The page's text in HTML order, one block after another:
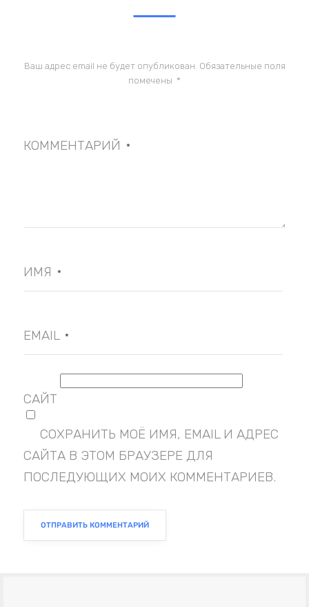
Ваш адрес email не будет опубликован. Обязательные поля
помечены *
КОММЕНТАРИЙ *
ИМЯ *
EMAIL *
САЙТ
СОХРАНИТЬ МОЁ ИМЯ, EMAIL И АДРЕС
САЙТА В ЭТОМ БРАУЗЕРЕ ДЛЯ
ПОСЛЕДУЮЩИХ МОИХ КОММЕНТАРИЕВ.